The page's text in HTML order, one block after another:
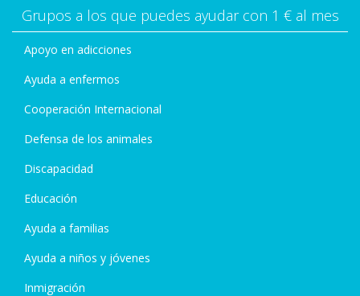
Grupos a los que puedes ayudar con 1 € al mes
Apoyo en adicciones
Ayuda a enfermos
Cooperación Internacional
Defensa de los animales
Discapacidad
Educación
Ayuda a familias
Ayuda a niños y jóvenes
Inmigración